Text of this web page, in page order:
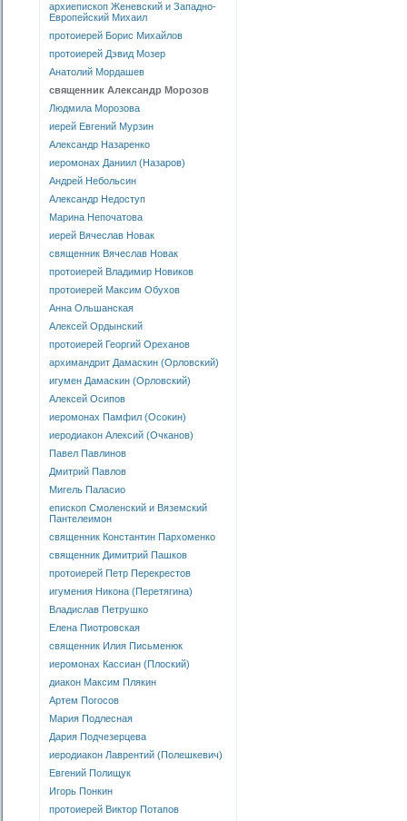
архиепископ Женевский и Западно-
Европейский Михаил
протоиерей Борис Михайлов
протоиерей Дэвид Мозер
Анатолий Мордашев
священник Александр Морозов
Людмила Морозова
иерей Евгений Мурзин
Александр Назаренко
иеромонах Даниил (Назаров)
Андрей Небольсин
Александр Недоступ
Марина Непочатова
иерей Вячеслав Новак
священник Вячеслав Новак
протоиерей Владимир Новиков
протоиерей Максим Обухов
Анна Ольшанская
Алексей Ордынский
протоиерей Георгий Ореханов
архимандрит Дамаскин (Орловский)
игумен Дамаскин (Орловский)
Алексей Осипов
иеромонах Памфил (Осокин)
иеродиакон Алексий (Очканов)
Павел Павлинов
Дмитрий Павлов
Мигель Паласио
епископ Смоленский и Вяземский
Пантелеимон
священник Константин Пархоменко
священник Димитрий Пашков
протоиерей Петр Перекрестов
игумения Никона (Перетягина)
Владислав Петрушко
Елена Пиотровская
священник Илия Письменюк
иеромонах Кассиан (Плоский)
диакон Максим Плякин
Артем Погосов
Мария Подлесная
Дария Подчезерцева
иеродиакон Лаврентий (Полешкевич)
Евгений Полищук
Игорь Понкин
протоиерей Виктор Потапов